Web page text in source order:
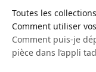
Toutes les collections
Comment utiliser
Comment puis-je
pièce dans l’appli